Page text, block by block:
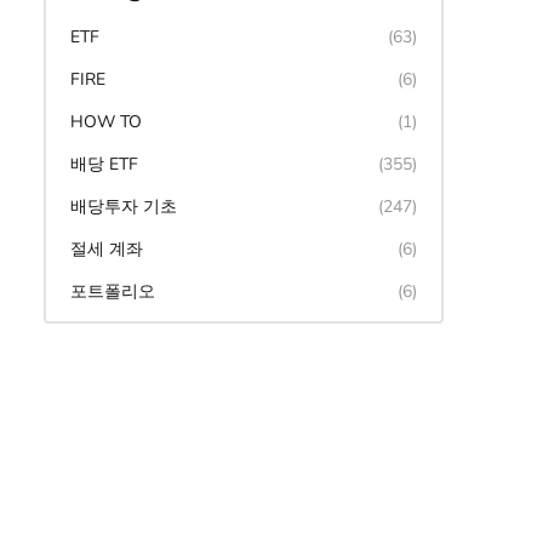
ETF
(63)
FIRE
(6)
HOW TO
(1)
배당 ETF
(355)
배당투자 기초
(247)
절세 계좌
(6)
포트폴리오
(6)